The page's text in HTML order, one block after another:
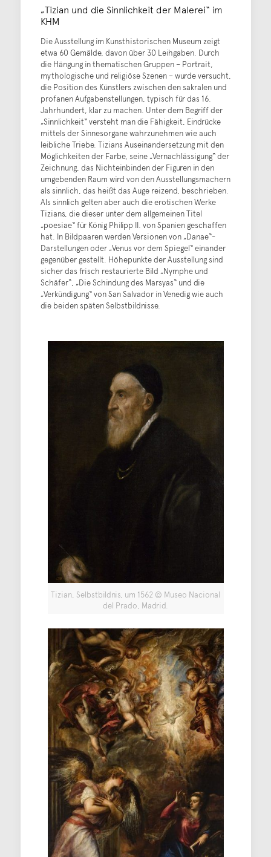
„Tizian und die Sinnlichkeit der Malerei“ im
KHM
Die Ausstellung im Kunsthistorischen Museum zeigt
etwa 60 Gemälde, davon über 30 Leihgaben. Durch
die Hängung in thematischen Gruppen – Portrait,
mythologische und religiöse Szenen – wurde versucht,
die Position des Künstlers zwischen den sakralen und
profanen Aufgabenstellungen, typisch für das 16.
Jahrhundert, klar zu machen. Unter dem Begriff der
„Sinnlichkeit“ versteht man die Fähigkeit, Eindrücke
mittels der Sinnesorgane wahrzunehmen wie auch
leibliche Triebe. Tizians Auseinandersetzung mit den
Möglichkeiten der Farbe, seine „Vernachlässigung“ der
Zeichnung, das Nichteinbinden der Figuren in den
umgebenden Raum wird von den Ausstellungsmachern
als sinnlich, das heißt das Auge reizend, beschrieben.
Als sinnlich gelten aber auch die erotischen Werke
Tizians, die dieser unter dem allgemeinen Titel
„poesiae“ für König Philipp II. von Spanien geschaffen
hat. In Bildpaaren werden Versionen von „Danae“-
Darstellungen oder „Venus vor dem Spiegel“ einander
gegenüber gestellt. Höhepunkte der Ausstellung sind
sicher das frisch restaurierte Bild „Nymphe und
Schäfer“, „Die Schindung des Marsyas“ und die
„Verkündigung“ von San Salvador in Venedig wie auch
die beiden späten Selbstbildnisse.
Tizian, Selbstbildnis, um 1562 © Museo Nacional
del Prado, Madrid.